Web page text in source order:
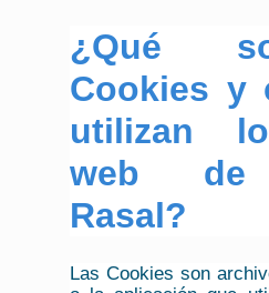
¿Qué
Cookies y
utilizan
web de
Rasal?
Las Cookies son